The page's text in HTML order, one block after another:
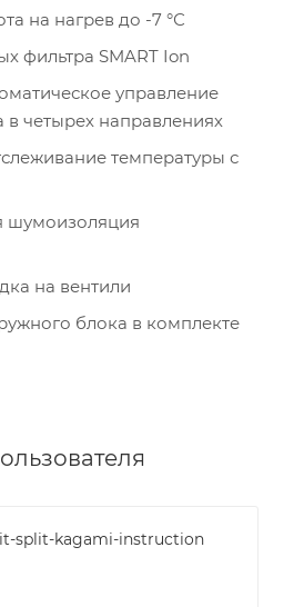
на нагрев до -7 °С
фильтра SMART Ion
управление
в четырех направлениях
температуры с
шумоизоляция
на вентили
блока в комплекте
split-kagami-instruction
техники, Вт
мощности: 2.40